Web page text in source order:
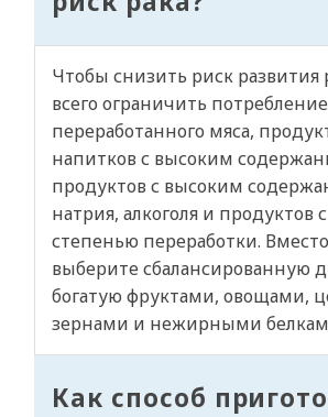
Чтобы снизить риск развития
всего ограничить потребление
переработанного мяса,
напитков с высоким
продуктов с высоким
натрия, алкоголя и продуктов
степенью переработки. Вместо
выберите сбалансированную
богатую фруктами, овощами,
зернами и нежирными
Как способ